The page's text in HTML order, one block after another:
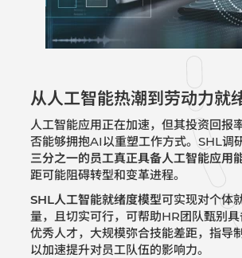
从人工智能热潮到劳动力就
人工智能应用正在加速，但其投资回报
否能够拥抱AI以重塑工作方式。SHL调
三分之一的员工真正具备人工智能应用
距可能阻碍转型和变革进程。
SHL人工智能就绪度模型可实现对个体
量，且切实可行，可帮助HR团队甄别
优秀人才，大规模弥合技能差距，指导
以加速提升对员工队伍的影响力。​